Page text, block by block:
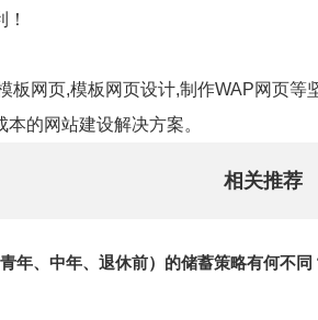
板网页,模板网页设计,制作WAP网页
的网站建设解决方案。
相关推荐
年、中年、退休前）的储蓄策略有何不同